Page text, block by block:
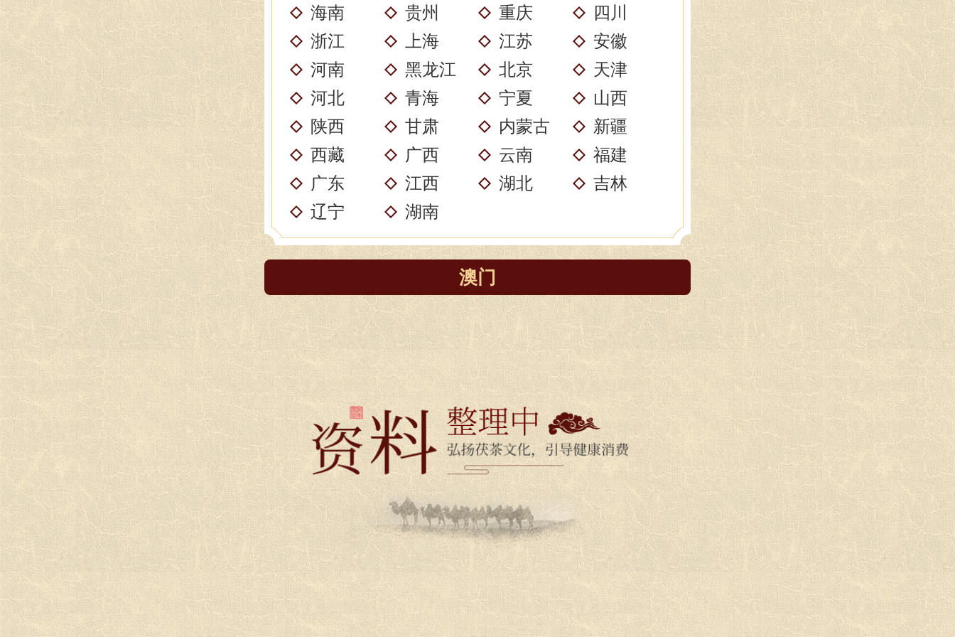
海南 贵州 重庆
四川
浙江
上海 江苏
安徽
河南
黑龙江 北京
天津
河北
青海 宁夏
山西
陕西
甘肃 内蒙古
新疆
西藏
广西 云南
福建
广东
江西 湖北
吉林
辽宁
湖南
澳门